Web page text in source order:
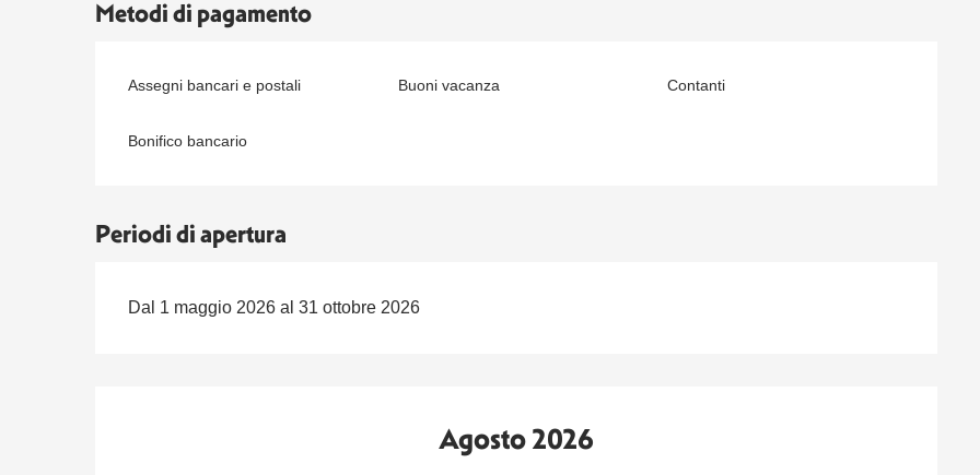
Metodi di pagamento
Assegni bancari e postali Buoni vacanza Contanti
Bonifico bancario
Periodi di apertura
Dal 1 maggio 2026 al 31 ottobre 2026
Agosto 2026